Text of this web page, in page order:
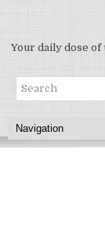
Your daily dose